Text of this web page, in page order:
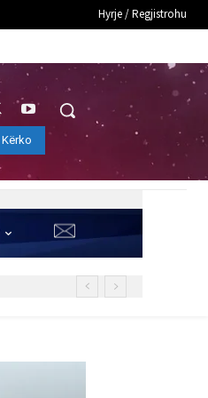
Hyrje / Regjistrohu
Kërko